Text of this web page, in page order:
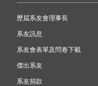
歷屆系友會理事長
系友訊息
系友會表單及問卷下載
傑出系友
系友捐款